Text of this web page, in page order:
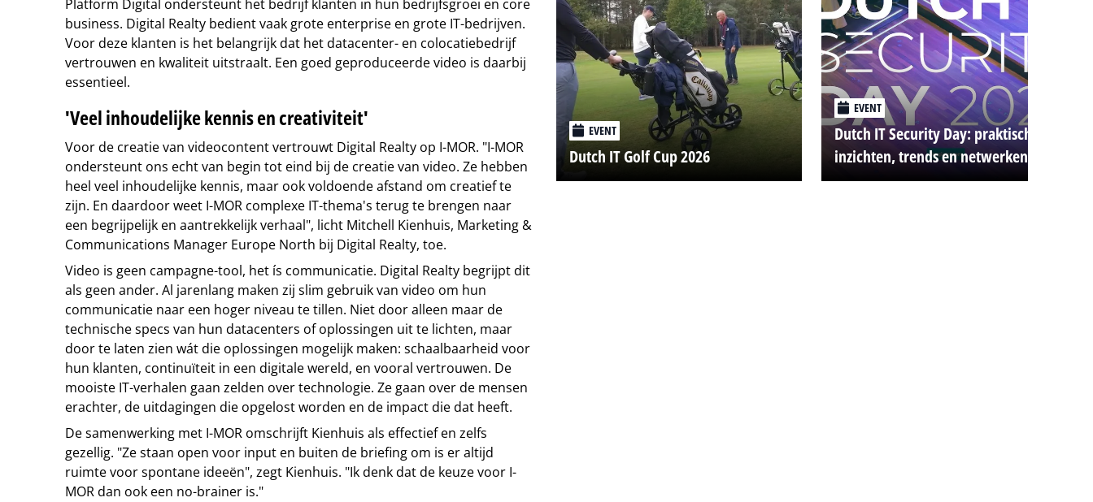
Platform Digital ondersteunt het bedrijf klanten in hun bedrijfsgroei en core
business. Digital Realty bedient vaak grote enterprise en grote IT-bedrijven.
Voor deze klanten is het belangrijk dat het datacenter- en colocatiebedrijf
vertrouwen en kwaliteit uitstraalt. Een goed geproduceerde video is daarbij
essentieel.
'Veel inhoudelijke kennis en creativiteit'
Voor de creatie van videocontent vertrouwt Digital Realty op I-MOR. "I-MOR
ondersteunt ons echt van begin tot eind bij de creatie van video. Ze hebben
heel veel inhoudelijke kennis, maar ook voldoende afstand om creatief te
zijn. En daardoor weet I-MOR complexe IT-thema's terug te brengen naar
een begrijpelijk en aantrekkelijk verhaal", licht Mitchell Kienhuis, Marketing &
Communications Manager Europe North bij Digital Realty, toe.
Video is geen campagne-tool, het ís communicatie. Digital Realty begrijpt dit
als geen ander. Al jarenlang maken zij slim gebruik van video om hun
communicatie naar een hoger niveau te tillen. Niet door alleen maar de
technische specs van hun datacenters of oplossingen uit te lichten, maar
door te laten zien wát die oplossingen mogelijk maken: schaalbaarheid voor
hun klanten, continuïteit in een digitale wereld, en vooral vertrouwen. De
mooiste IT-verhalen gaan zelden over technologie. Ze gaan over de mensen
erachter, de uitdagingen die opgelost worden en de impact die dat heeft.
De samenwerking met I-MOR omschrijft Kienhuis als effectief en zelfs
gezellig. "Ze staan open voor input en buiten de briefing om is er altijd
ruimte voor spontane ideeën", zegt Kienhuis. "Ik denk dat de keuze voor I-
MOR dan ook een no-brainer is."
EVENT
Dutch IT Golf Cup 2026
EVENT
Dutch IT Security Day: praktische
inzichten, trends en netwerken